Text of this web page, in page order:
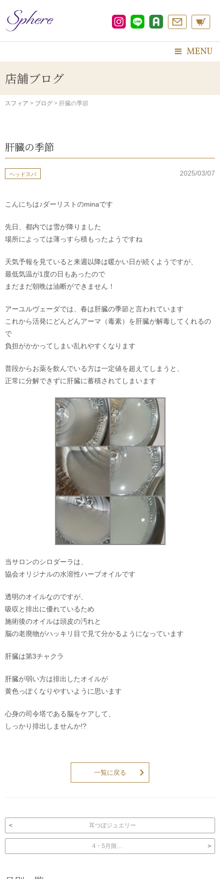
テ
キ
プ
MENU
店舗ブログ
スフィア > ブログ > 肝臓の季節
肝臓の季節
ヘッドスパ 2025/03/07
こんにちは♪ダーリストのminaです
先日、都内では雪が降りました
場所によっては薄っすら積もったようですね
天気予報を見ていると来週以降は暖かい日が続くようですが、
最低気温が1度の日もあったので
まだまだ朝晩は油断ができません！
アーユルヴェーダでは、春は肝臓の季節と言われています
これから活発にどんどんアーマ（毒素）を肝臓が解毒してくれるの
で
負担がかかってしまい乱れやすくなります
普段からお薬を飲んでいる方は一定値を超えてしまうと、
正常に分解できずに肝臓に蓄積されてしまいます
当サロンのシロダーラは、
協会オリジナルの水溶性ハーブオイルです
透明のオイルなのですが、
吸収と排出に優れているため
施術後のオイルは頭皮の汚れと
脳の老廃物がハッキリ目で見て分かるようになっています
肝臓は第3チャクラ
肝臓が弱い方は排出したオイルが
黄色っぽくなりやすいように思います
心身の司令塔である脳をケアして、
しっかり排出しませんか!?
一覧に戻る
投稿ナビゲーション 耳つぼジュエリー
4・5月限…